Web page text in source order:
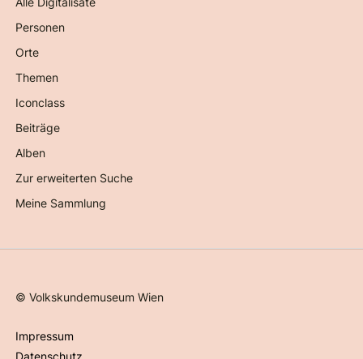
Personen
Orte
Themen
Iconclass
Beiträge
Alben
Zur erweiterten Suche
Meine Sammlung
©Volkskundemuseum Wien
Impressum